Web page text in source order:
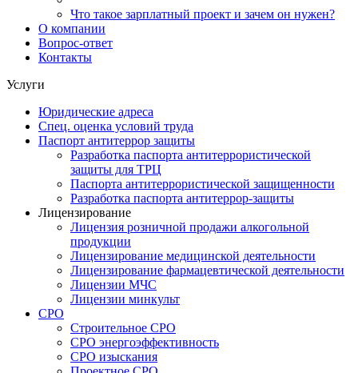
Что такое зарплатный проект и зачем он нужен?
О компании
Вопрос-ответ
Контакты
Услуги
Юридические адреса
Спец. оценка условий труда
Паспорт антитеррор защиты
Разработка паспорта антитеррористической
защиты для ТРЦ
Паспорта антитеррористической защищенности
Разработка паспорта антитеррор-защиты
Лицензирование
Лицензия розничной продажи алкогольной
продукции
Лицензирование медицинской деятельности
Лицензирование фармацевтической деятельности
Лицензии МЧС
Лицензии минкульт
СРО
Строительное СРО
СРО энергоэффективность
СРО изыскания